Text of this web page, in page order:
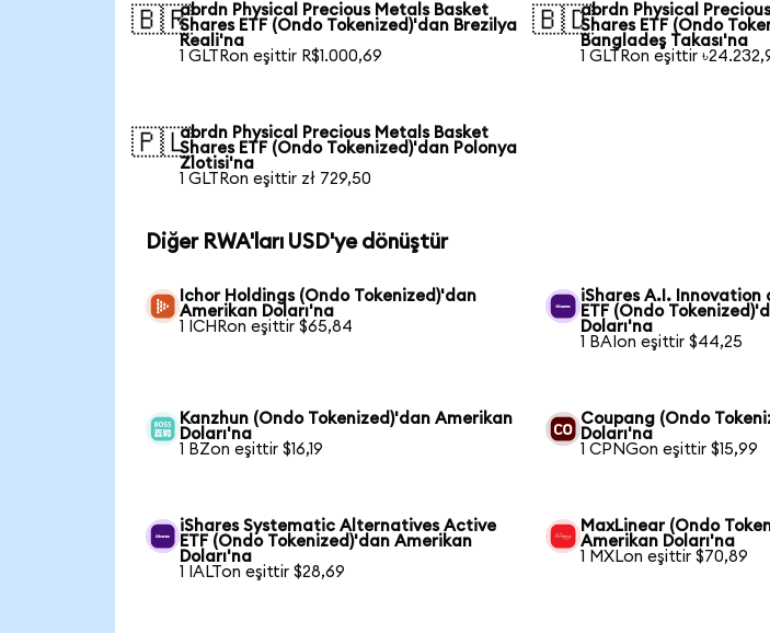
🇧🇷abrdn Physical Precious Metals Basket
Shares ETF (Ondo Tokenized)'dan Brezilya
Reali'na
1 GLTRon eşittir R$1.000,69
🇧🇩abrdn Physical
Shares ETF (Ondo
Bangladeş Takası'na
1 GLTRon eşittir
🇵🇱abrdn Physical Precious Metals Basket
Shares ETF (Ondo Tokenized)'dan Polonya
Zlotisi'na
1 GLTRon eşittir zł 729,50
Diğer RWA'ları USD'ye dönüştür
Ichor Holdings (Ondo Tokenized)'dan
Amerikan Doları'na
1 ICHRon eşittir $65,84
iShares A.I. Innovation
ETF (Ondo
Doları'na
1 BAIon eşittir $44,25
Kanzhun (Ondo Tokenized)'dan Amerikan
Doları'na
1 BZon eşittir $16,19
Coupang (Ondo
Doları'na
1 CPNGon eşittir $15,99
iShares Systematic Alternatives Active
ETF (Ondo Tokenized)'dan Amerikan
Doları'na
1 IALTon eşittir $28,69
MaxLinear (Ondo
Amerikan Doları'na
1 MXLon eşittir $70,89